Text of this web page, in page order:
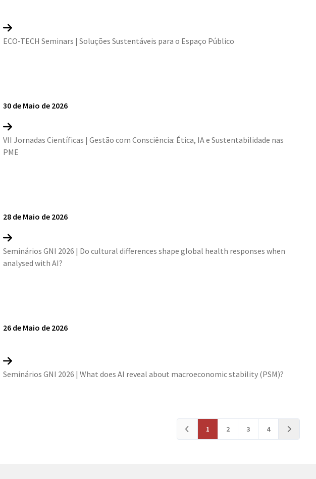
ECO-TECH Seminars | Soluções Sustentáveis para o Espaço Público
30 de Maio de 2026
VII Jornadas Científicas | Gestão com Consciência: Ética, IA e Sustentabilidade nas
PME
28 de Maio de 2026
Seminários GNI 2026 | Do cultural differences shape global health responses when
analysed with AI?
26 de Maio de 2026
Seminários GNI 2026 | What does AI reveal about macroeconomic stability (PSM)?
Anterior
1 2 3 4 Próximo